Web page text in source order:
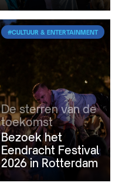
#CULTUUR & ENTERTAINMENT
De sterren van de
toekomst
Bezoek het
Eendracht Festival
2026 in Rotterdam